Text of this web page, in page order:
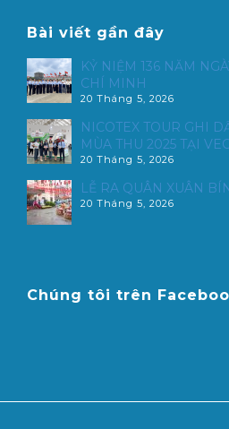
Bài viết gần đây
KỶ NIỆM 136 NĂM
CHÍ MINH
20 Tháng 5, 2026
NICOTEX TOUR GHI
MÙA THU 2025 TẠI VEC
20 Tháng 5, 2026
LỄ RA QUÂN XUÂN
20 Tháng 5, 2026
Chúng tôi trên